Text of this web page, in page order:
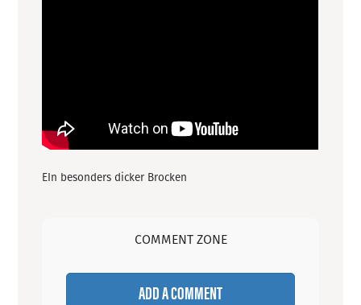
EIn besonders dicker Brocken
COMMENT ZONE
ADD A COMMENT